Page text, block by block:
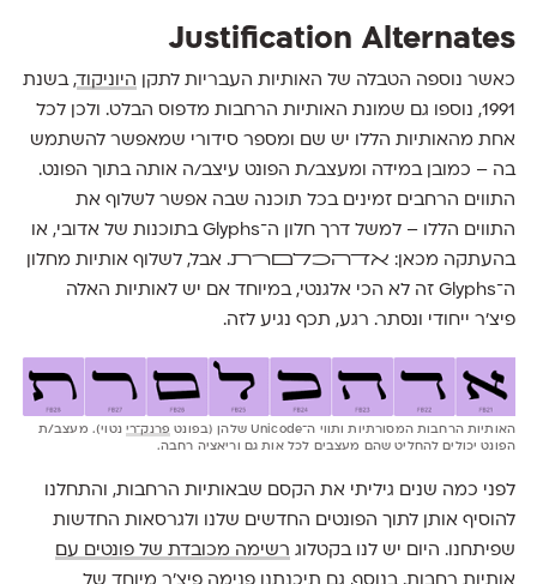
Justification Alternates
כאשר נוספה הטבלה של האותיות העבריות לתקן היוניקוד, בשנת
1991, נוספו גם שמונת האותיות הרחבות מדפוס הבלט. ולכן לכל
אחת מהאותיות הללו יש שם ומספר סידורי שמאפשר להשתמש
בה – כמובן במידה ומעצב/ת הפונט עיצב/ה אותה בתוך הפונט.
התווים הרחבים זמינים בכל תוכנה שבה אפשר לשלוף את
התווים הללו – למשל דרך חלון ה־Glyphs בתוכנות של אדובי, או
בהעתקה מכאן: ﬡﬢﬣﬤﬥﬦﬧﬨ. אבל, לשלוף אותיות מחלון
ה־Glyphs זה לא הכי אלגנטי, במיוחד אם יש לאותיות האלה
פיצ׳ר ייחודי ונסתר. רגע, תכף נגיע לזה.
האותיות הרחבות המסורתיות ותווי ה־Unicode שלהן (בפונט פרנק־רי נטוי). מעצב/ת
הפונט יכולים להחליט שהם מעצבים לכל אות גם וריאציה רחבה.
לפני כמה שנים גיליתי את הקסם שבאותיות הרחבות, והתחלנו
להוסיף אותן לתוך הפונטים החדשים שלנו ולגרסאות החדשות
שפיתחנו. היום יש לנו בקטלוג רשימה מכובדת של פונטים עם